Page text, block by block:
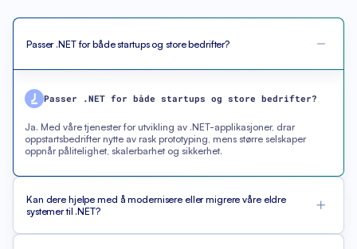
Passer .NET for både startups og store bedrifter?
Passer .NET for både startups og store bedrifter?
Ja. Med våre tjenester for utvikling av .NET-applikasjoner, drar
oppstartsbedrifter nytte av rask prototyping, mens større selskaper
oppnår pålitelighet, skalerbarhet og sikkerhet.
Kan dere hjelpe med å modernisere eller migrere våre eldre
systemer til .NET?